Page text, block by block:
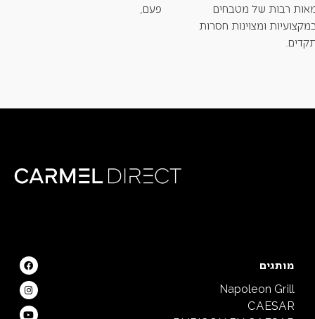
רבות של מטבחים
ומצוינות חסרות
פעם,
מותגים
Napoleon Grill
CAESAR